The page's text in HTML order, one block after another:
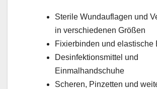
Sterile Wundauflagen und
in verschiedenen Größen
Fixierbinden und elastische
Desinfektionsmittel und
Einmalhandschuhe
Scheren, Pinzetten und